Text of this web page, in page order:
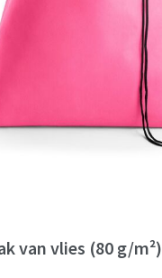
van vlies (80 g/m²)